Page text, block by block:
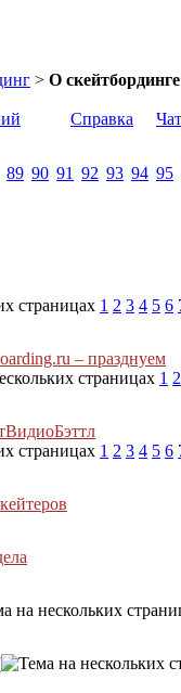
> О
Справка Чат
89 90 91 92 93 94 95
1 2 3 4 5 6
– празднуем
1 2
1 2 3 4 5 6